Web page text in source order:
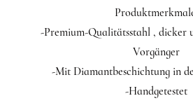
-Premium-Qualitätsstahl , dicker
Vorgänger
-Mit Diamantbeschichtung in
-Handgetestet